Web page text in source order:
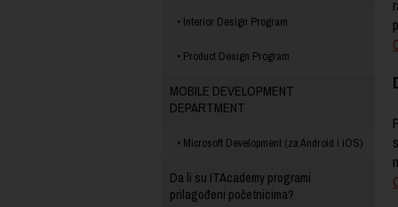
Interior Design Program
Product Design Program
MOBILE DEVELOPMENT
DEPARTMENT
Microsoft Development (za Android i iOS)
Da li su ITAcademy programi
prilagođeni početnicima?